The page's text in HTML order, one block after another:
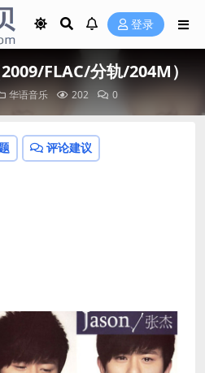
登录
FLAC/分轨/204M）
华语音乐 202 0
评论建议